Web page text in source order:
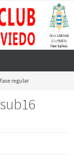
regular